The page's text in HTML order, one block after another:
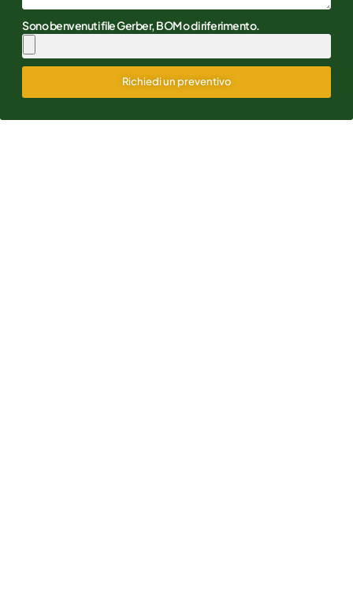
Sono benvenuti file Gerber, BOM o di riferimento.
Richiedi un preventivo